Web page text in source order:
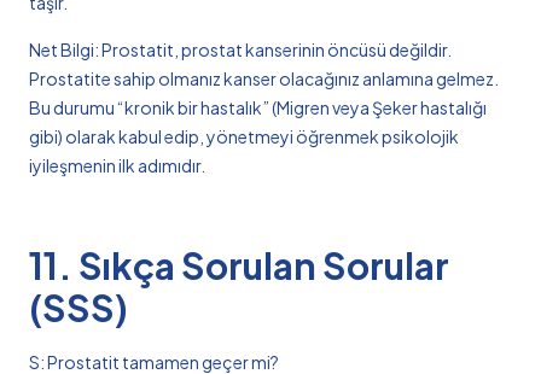
Net Bilgi: Prostatit, prostat kanserinin öncüsü değildir.
Prostatite sahip olmanız kanser olacağınız anlamına gelmez.
Bu durumu “kronik bir hastalık” (Migren veya Şeker hastalığı
gibi) olarak kabul edip, yönetmeyi öğrenmek psikolojik
iyileşmenin ilk adımıdır.
11. Sıkça Sorulan Sorular
(SSS)
S: Prostatit tamamen geçer mi?